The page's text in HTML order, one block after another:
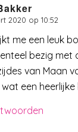
2020 op 10:52
me een leuk
bezig met
van Maan
wat een heerlijke